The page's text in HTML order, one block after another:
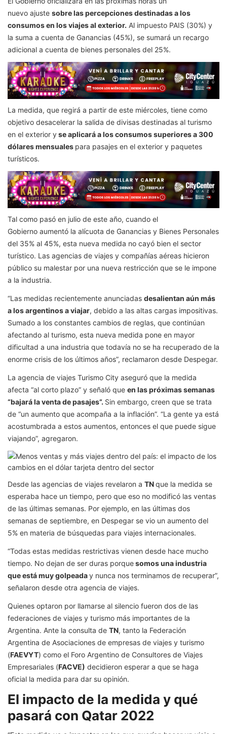
nuevo ajuste sobre las percepciones destinadas a los
consumos en los viajes al exterior. Al impuesto PAIS (30%) y
la suma a cuenta de Ganancias (45%), se sumará un recargo
adicional a cuenta de bienes personales del 25%.
La medida, que regirá a partir de este miércoles, tiene como
objetivo desacelerar la salida de divisas destinadas al turismo
en el exterior yse aplicará a los consumos superiores a 300
dólares mensuales para pasajes en el exterior y paquetes
turísticos.
Tal como pasó en julio de este año, cuando el
Gobierno aumentó la alícuota de Ganancias y Bienes Personales
del 35% al 45%, esta nueva medida no cayó bien el sector
turístico. Las agencias de viajes y compañías aéreas hicieron
público su malestar por una nueva restricción que se le impone
a la industria.
“Las medidas recientemente anunciadas desalientan aún más
a los argentinos a viajar, debido a las altas cargas impositivas.
Sumado a los constantes cambios de reglas, que continúan
afectando al turismo, esta nueva medida pone en mayor
dificultad a una industria que todavía no se ha recuperado de la
enorme crisis de los últimos años”, reclamaron desde Despegar.
La agencia de viajes Turismo City aseguró que la medida
afecta “al corto plazo” y señaló que en las próximas semanas
“bajará la venta de pasajes”. Sin embargo, creen que se trata
de “un aumento que acompaña a la inflación”. “La gente ya está
acostumbrada a estos aumentos, entonces el que puede sigue
viajando”, agregaron.
Desde las agencias de viajes revelaron a TNque la medida se
esperaba hace un tiempo, pero que eso no modificó las ventas
de las últimas semanas. Por ejemplo, en las últimas dos
semanas de septiembre, en Despegar se vio un aumento del
5% en materia de búsquedas para viajes internacionales.
“Todas estas medidas restrictivas vienen desde hace mucho
tiempo. No dejan de ser duras porquesomos una industria
que está muy golpeaday nunca nos terminamos de recuperar”,
señalaron desde otra agencia de viajes.
Quienes optaron por llamarse al silencio fueron dos de las
federaciones de viajes y turismo más importantes de la
Argentina. Ante la consulta de TN, tanto la Federación
Argentina de Asociaciones de empresas de viajes y turismo
(FAEVYT) como el Foro Argentino de Consultores de Viajes
Empresariales (FACVE) decidieron esperar a que se haga
oficial la medida para dar su opinión.
El impacto de la medida y qué
pasará con Qatar 2022